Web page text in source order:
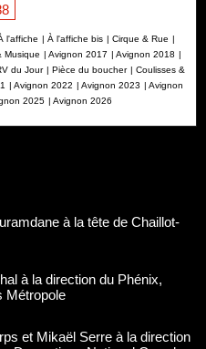
l'affiche | À l'affiche bis | Cirque & Rue |
Musique | Avignon 2017 | Avignon 2018 |
du Jour | Pièce du boucher | Coulisses &
| Avignon 2022 | Avignon 2023 | Avignon
2025 | Avignon 2026
à la tête de Chaillot-
à la direction du Phénix,
et Mikaël Serre à la direction
Dramatique National Grand